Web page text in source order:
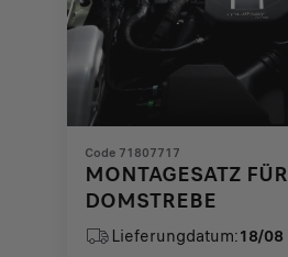
Code 71807717
MONTAGESATZ FÜR
DOMSTREBE
Lieferungdatum:18/08